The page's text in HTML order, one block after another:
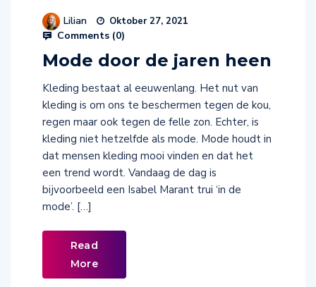
Lilian Oktober 27, 2021
Comments (0)
Mode door de jaren heen
Kleding bestaat al eeuwenlang. Het nut van
kleding is om ons te beschermen tegen de kou,
regen maar ook tegen de felle zon. Echter, is
kleding niet hetzelfde als mode. Mode houdt in
dat mensen kleding mooi vinden en dat het
een trend wordt. Vandaag de dag is
bijvoorbeeld een Isabel Marant trui ‘in de
mode’. […]
Read
More